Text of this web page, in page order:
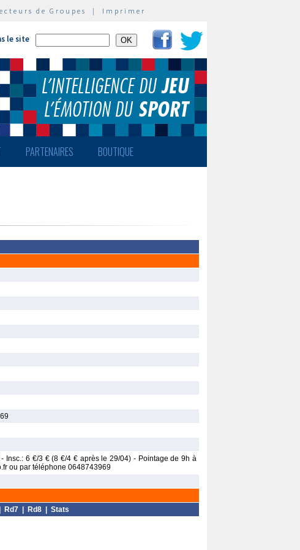
de Groupes | Imprimer
le site
PARTENAIRES BOUTIQUE
Insc.: 6 €/3 € (8 €/4 € après le 29/04) - Pointage de 9h à
ou par téléphone 0648743969
Rd7 Rd8 Stats